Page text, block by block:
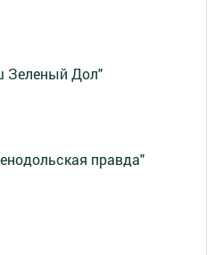
Зеленый Дол"
правда"